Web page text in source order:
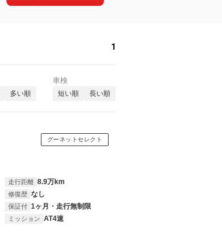
1
多い順
車検
短い順 長い順
グーネットセレクト
走行距離 8.9万km
修復歴 なし
保証付 1ヶ月・走行無制限
ミッション AT4速